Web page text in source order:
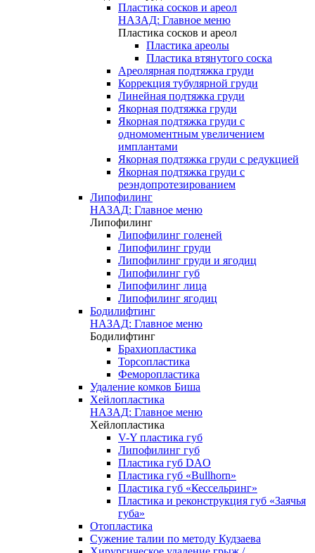
Пластика сосков и ареол
НАЗАД: Главное меню
Пластика сосков и ареол
Пластика ареолы
Пластика втянутого соска
Ареолярная подтяжка груди
Коррекция тубулярной груди
Линейная подтяжка груди
Якорная подтяжка груди
Якорная подтяжка груди с
одномоментным увеличением
имплантами
Якорная подтяжка груди с редукцией
Якорная подтяжка груди с
реэндопротезированием
Липофилинг
НАЗАД: Главное меню
Липофилинг
Липофилинг голеней
Липофилинг груди
Липофилинг груди и ягодиц
Липофилинг губ
Липофилинг лица
Липофилинг ягодиц
Бодилифтинг
НАЗАД: Главное меню
Бодилифтинг
Брахиопластика
Торсопластика
Феморопластика
Удаление комков Биша
Хейлопластика
НАЗАД: Главное меню
Хейлопластика
V-Y пластика губ
Липофилинг губ
Пластика губ DAO
Пластика губ «Bullhorn»
Пластика губ «Кессельринг»
Пластика и реконструкция губ «Заячья
губа»
Отопластика
Сужение талии по методу Кудзаева